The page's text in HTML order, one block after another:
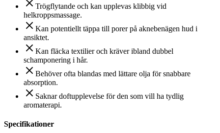
Trögflytande och kan upplevas klibbig vid
helkroppsmassage.
Kan potentiellt täppa till porer på aknebenägen hud i
ansiktet.
Kan fläcka textilier och kräver ibland dubbel
schamponering i hår.
Behöver ofta blandas med lättare olja för snabbare
absorption.
Saknar doftupplevelse för den som vill ha tydlig
aromaterapi.
Specifikationer